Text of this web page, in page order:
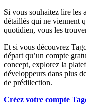
Si vous souhaitez lire les
détaillés qui ne viennent
quotidien, vous les
Et si vous découvrez
départ qu’un compte
concept, explorez la
développeurs dans plus
de prédilection.
Créez votre compte